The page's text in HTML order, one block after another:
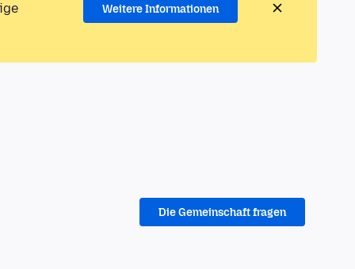
Weitere Informationen
Die Gemeinschaft fragen